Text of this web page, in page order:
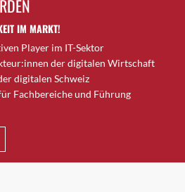
IM MARKT!
Player im IT-Sektor
der digitalen Wirtschaft
digitalen Schweiz
Fachbereiche und Führung